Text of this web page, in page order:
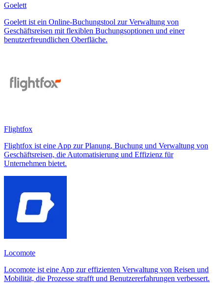
Goelett
Goelett ist ein Online-Buchungstool zur Verwaltung von
Geschäftsreisen mit flexiblen Buchungsoptionen und einer
benutzerfreundlichen Oberfläche.
Flightfox
Flightfox ist eine App zur Planung, Buchung und Verwaltung von
Geschäftsreisen, die Automatisierung und Effizienz für
Unternehmen bietet.
Locomote
Locomote ist eine App zur effizienten Verwaltung von Reisen und
Mobilität, die Prozesse strafft und Benutzererfahrungen verbessert.